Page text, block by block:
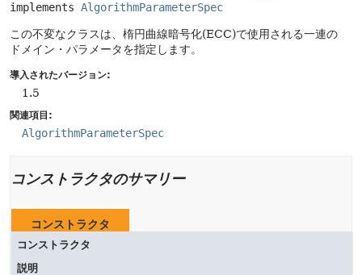
implements AlgorithmParameterSpec
この不変なクラスは、楕円曲線暗号化(ECC)で使用される一連の
ドメイン・パラメータを指定します。
導入されたバージョン:
1.5
関連項目:
AlgorithmParameterSpec
コンストラクタのサマリー
コンストラクタ
コンストラクタ
説明